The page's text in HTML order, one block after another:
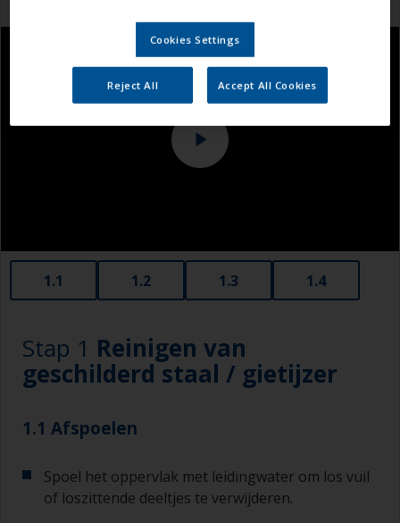
1.1 1.2 1.3 1.4
Stap 1 Reinigen van
geschilderd staal / gietijzer
1.1 Afspoelen
Spoel het oppervlak met leidingwater om los vuil
of loszittende deeltjes te verwijderen.
Cookies Settings
Reject All Accept All Cookies